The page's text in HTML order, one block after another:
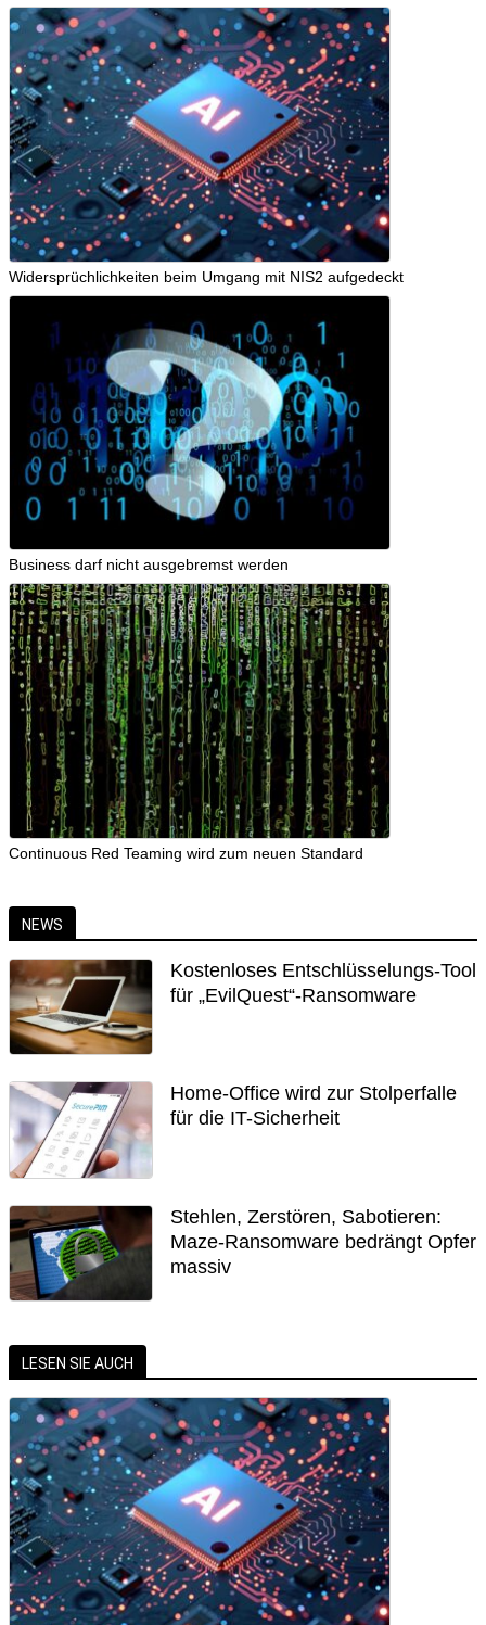
Widersprüchlichkeiten beim Umgang mit NIS2 aufgedeckt
Business darf nicht ausgebremst werden
Continuous Red Teaming wird zum neuen Standard
NEWS
Kostenloses Entschlüsselungs-Tool
für „EvilQuest“-Ransomware
Home-Office wird zur Stolperfalle
für die IT-Sicherheit
Stehlen, Zerstören, Sabotieren:
Maze-Ransomware bedrängt Opfer
massiv
LESEN SIE AUCH